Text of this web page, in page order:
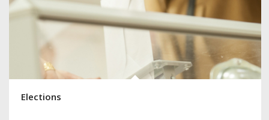
Elections